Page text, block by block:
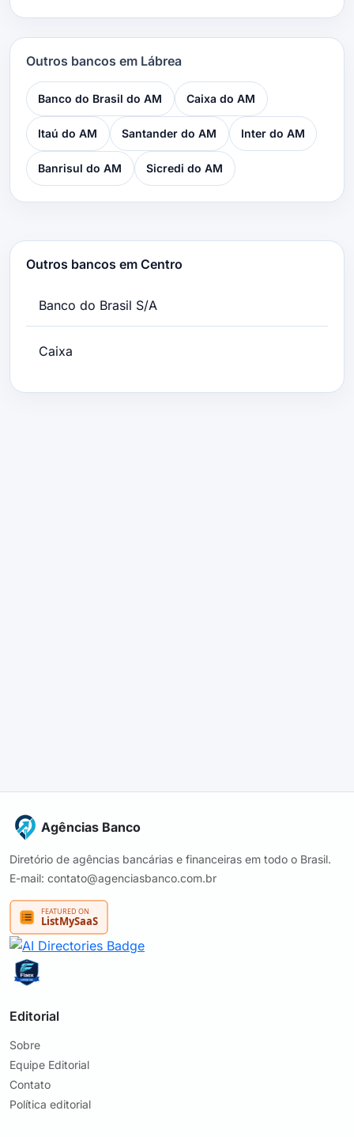
Outros bancos em Lábrea
Banco do Brasil do AM Caixa do AM
Itaú do AM Santander do AM Inter do AM
Banrisul do AM Sicredi do AM
Outros bancos em Centro
Banco do Brasil S/A
Caixa
Agências Banco
Diretório de agências bancárias e financeiras em todo o Brasil.
E-mail: contato@agenciasbanco.com.br
Editorial
Sobre
Equipe Editorial
Contato
Política editorial